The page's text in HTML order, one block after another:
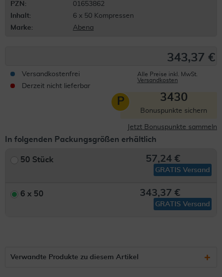
PZN:
01653862
Inhalt:
6 x 50 Kompressen
Marke:
Abena
343,37 €
Versandkostenfrei
Derzeit nicht lieferbar
Alle Preise inkl. MwSt.
Versandkosten
P 3430
Bonuspunkte sichern
Jetzt Bonuspunkte sammeln
In folgenden Packungsgrößen erhältlich
50 Stück 57,24 €
GRATIS Versand
6 x 50 343,37 €
GRATIS Versand
Verwandte Produkte zu diesem Artikel